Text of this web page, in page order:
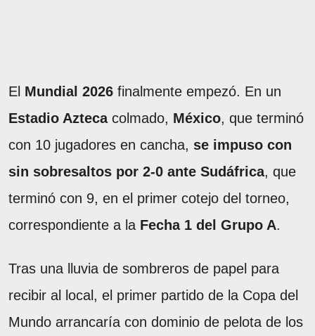
El Mundial 2026 finalmente empezó. En un
Estadio Aztecacolmado, México, que terminó
con 10 jugadores en cancha, se impuso con
sin sobresaltos por 2-0 ante Sudáfrica, que
terminó con 9, en el primer cotejo del torneo,
correspondiente a la Fecha 1 del Grupo A.
Tras una lluvia de sombreros de papel para
recibir al local, el primer partido de la Copa del
Mundo arrancaría con dominio de pelota de los